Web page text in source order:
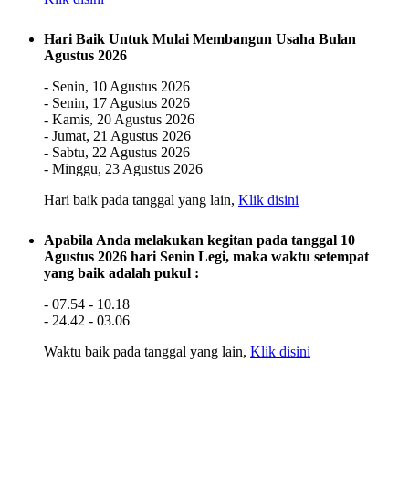
Hari Baik Untuk Mulai Membangun Usaha Bulan
Agustus 2026
- Senin, 10 Agustus 2026
- Senin, 17 Agustus 2026
- Kamis, 20 Agustus 2026
- Jumat, 21 Agustus 2026
- Sabtu, 22 Agustus 2026
- Minggu, 23 Agustus 2026
Hari baik pada tanggal yang lain, Klik disini
Apabila Anda melakukan kegitan pada tanggal 10
Agustus 2026 hari Senin Legi, maka waktu setempat
yang baik adalah pukul :
- 07.54 - 10.18
- 24.42 - 03.06
Waktu baik pada tanggal yang lain, Klik disini